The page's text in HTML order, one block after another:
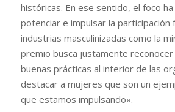
históricas. En ese sentido, el foco
potenciar e impulsar la participación
industrias masculinizadas como la
premio busca justamente
buenas prácticas al interior de las
destacar a mujeres que son un
que estamos impulsando».